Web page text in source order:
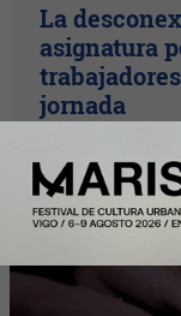
La
asignatura
jornada